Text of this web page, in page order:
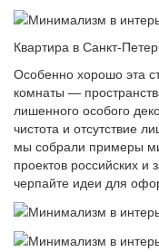
Квартира в Санкт-
Особенно хорошо эта
комнаты —
лишенного особого
чистота и отсутствие
мы собрали примеры
проектов российских и
черпайте идеи для